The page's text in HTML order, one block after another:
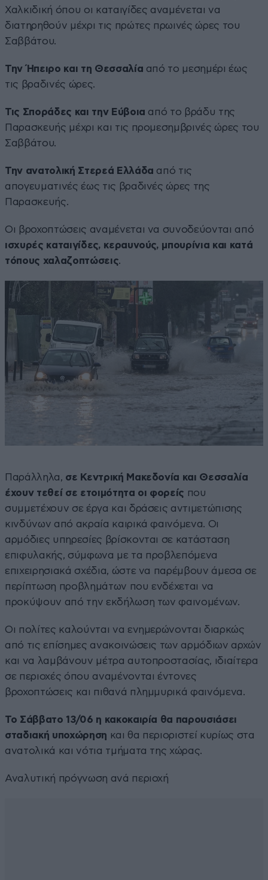
Χαλκιδική όπου οι καταιγίδες αναμένεται να
διατηρηθούν μέχρι τις πρώτες πρωινές ώρες του
Σαββάτου.
Την Ήπειρο και τη Θεσσαλία από το μεσημέρι έως
τις βραδινές ώρες.
Τις Σποράδες και την Εύβοια από το βράδυ της
Παρασκευής μέχρι και τις προμεσημβρινές ώρες του
Σαββάτου.
Την ανατολική Στερεά Ελλάδα από τις
απογευματινές έως τις βραδινές ώρες της
Παρασκευής.
Οι βροχοπτώσεις αναμένεται να συνοδεύονται από
ισχυρές καταιγίδες, κεραυνούς, μπουρίνια και κατά
τόπους χαλαζοπτώσεις.
Παράλληλα, σε Κεντρική Μακεδονία και Θεσσαλία
έχουν τεθεί σε ετοιμότητα οι φορείς που
συμμετέχουν σε έργα και δράσεις αντιμετώπισης
κινδύνων από ακραία καιρικά φαινόμενα. Οι
αρμόδιες υπηρεσίες βρίσκονται σε κατάσταση
επιφυλακής, σύμφωνα με τα προβλεπόμενα
επιχειρησιακά σχέδια, ώστε να παρέμβουν άμεσα σε
περίπτωση προβλημάτων που ενδέχεται να
προκύψουν από την εκδήλωση των φαινομένων.
Οι πολίτες καλούνται να ενημερώνονται διαρκώς
από τις επίσημες ανακοινώσεις των αρμόδιων αρχών
και να λαμβάνουν μέτρα αυτοπροστασίας, ιδιαίτερα
σε περιοχές όπου αναμένονται έντονες
βροχοπτώσεις και πιθανά πλημμυρικά φαινόμενα.
Το Σάββατο 13/06 η κακοκαιρία θα παρουσιάσει
σταδιακή υποχώρηση και θα περιοριστεί κυρίως στα
ανατολικά και νότια τμήματα της χώρας.
Αναλυτική πρόγνωση ανά περιοχή